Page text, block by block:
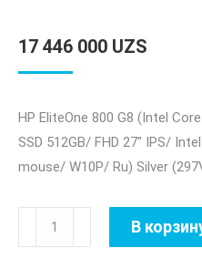
17 446 000 UZS
HP EliteOne 800 G8 (Intel
SSD 512GB/ FHD 27″ IPS/
mouse/ W10P/ Ru) Silver
Количество
товара
В